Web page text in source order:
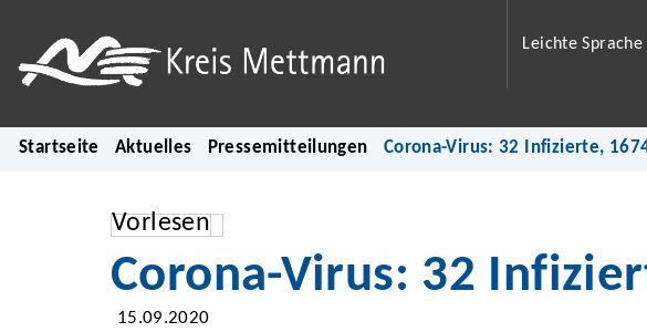
Leichte Sprache
Startseite Aktuelles Pressemitteilungen Corona-Virus: 32 Infizierte,
Vorlesen
Corona-Virus: 32
15.09.2020